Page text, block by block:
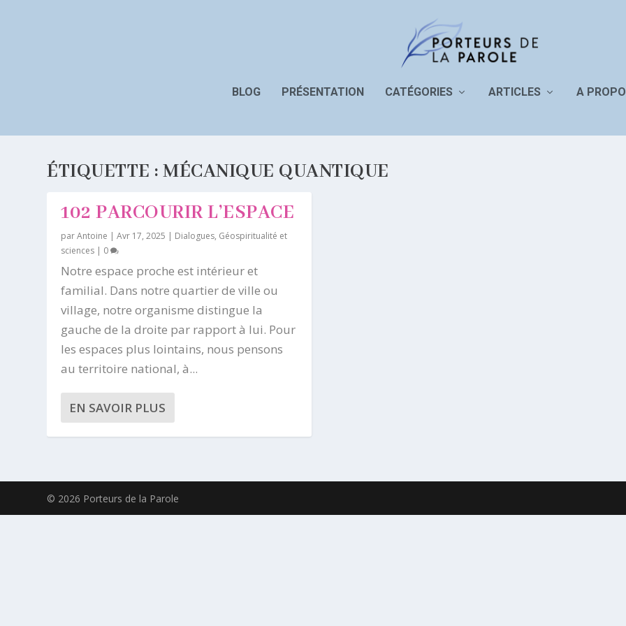
BLOG PRÉSENTATION CATÉGORIES ARTICLES A
ÉTIQUETTE :MÉCANIQUE QUANTIQUE
102 PARCOURIR L’ESPACE
parAntoine |Avr 17, 2025 | Dialogues, Géospiritualité et
sciences | 0
Notre espace proche est intérieur et
familial. Dans notre quartier de ville ou
village, notre organisme distingue la
gauche de la droite par rapport à lui. Pour
les espaces plus lointains, nous pensons
au territoire national, à...
EN SAVOIR PLUS
© 2026 Porteurs de la Parole